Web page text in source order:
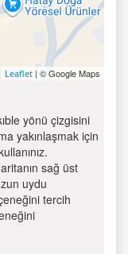
Leaflet | © Google Maps
yönü çizgisini
yakınlaşmak için
sağ üst
uydu
tercih